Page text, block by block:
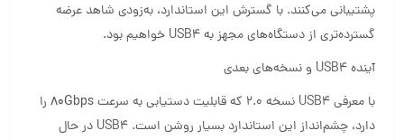
پشتیبانی می‌کنند. با گسترش این استاندارد، به‌زودی شاهد عرضه
گسترده‌تری از دستگاه‌های مجهز به USB4 خواهیم بود.
آینده USB4 و نسخه‌های بعدی
با معرفی USB4 نسخه 2.0 که قابلیت دستیابی به سرعت
۸۰Gbps را
دارد، چشم‌انداز این استاندارد بسیار روشن است. USB4 در حال